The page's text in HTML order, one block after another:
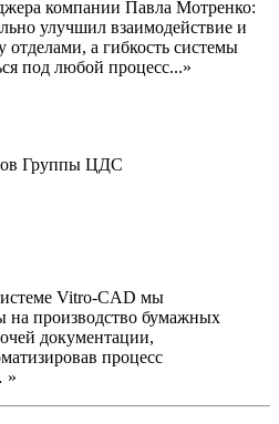
компании Павла Мотренко:
улучшил взаимодействие и
а гибкость системы
под любой процесс...»
Группы ЦДС
Vitro-CAD мы
на производство бумажных
документации,
процесс
»